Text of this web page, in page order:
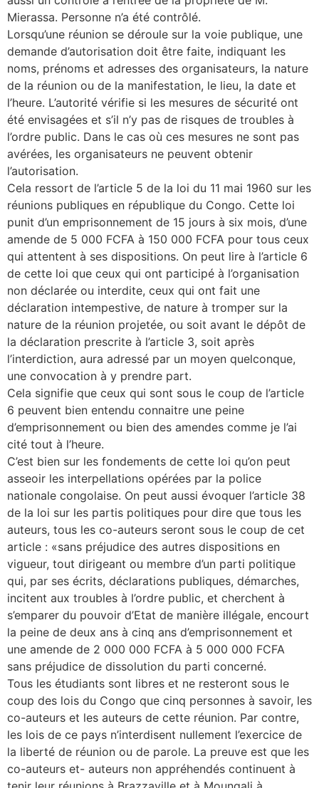
Mierassa. Personne n’a été contrôlé.
Lorsqu’une réunion se déroule sur la voie publique, une
demande d’autorisation doit être faite, indiquant les
noms, prénoms et adresses des organisateurs, la nature
de la réunion ou de la manifestation, le lieu, la date et
l’heure. L’autorité vérifie si les mesures de sécurité ont
été envisagées et s’il n’y pas de risques de troubles à
l’ordre public. Dans le cas où ces mesures ne sont pas
avérées, les organisateurs ne peuvent obtenir
l’autorisation.
Cela ressort de l’article 5 de la loi du 11 mai 1960 sur les
réunions publiques en république du Congo. Cette loi
punit d’un emprisonnement de 15 jours à six mois, d’une
amende de 5 000 FCFA à 150 000 FCFA pour tous ceux
qui attentent à ses dispositions. On peut lire à l’article 6
de cette loi que ceux qui ont participé à l’organisation
non déclarée ou interdite, ceux qui ont fait une
déclaration intempestive, de nature à tromper sur la
nature de la réunion projetée, ou soit avant le dépôt de
la déclaration prescrite à l’article 3, soit après
l’interdiction, aura adressé par un moyen quelconque,
une convocation à y prendre part.
Cela signifie que ceux qui sont sous le coup de l’article
6 peuvent bien entendu connaitre une peine
d’emprisonnement ou bien des amendes comme je l’ai
cité tout à l’heure.
C’est bien sur les fondements de cette loi qu’on peut
asseoir les interpellations opérées par la police
nationale congolaise. On peut aussi évoquer l’article 38
de la loi sur les partis politiques pour dire que tous les
auteurs, tous les co-auteurs seront sous le coup de cet
article : «sans préjudice des autres dispositions en
vigueur, tout dirigeant ou membre d’un parti politique
qui, par ses écrits, déclarations publiques, démarches,
incitent aux troubles à l’ordre public, et cherchent à
s’emparer du pouvoir d’Etat de manière illégale, encourt
la peine de deux ans à cinq ans d’emprisonnement et
une amende de 2 000 000 FCFA à 5 000 000 FCFA
sans préjudice de dissolution du parti concerné.
Tous les étudiants sont libres et ne resteront sous le
coup des lois du Congo que cinq personnes à savoir, les
co-auteurs et les auteurs de cette réunion. Par contre,
les lois de ce pays n’interdisent nullement l’exercice de
la liberté de réunion ou de parole. La preuve est que les
co-auteurs et- auteurs non appréhendés continuent à